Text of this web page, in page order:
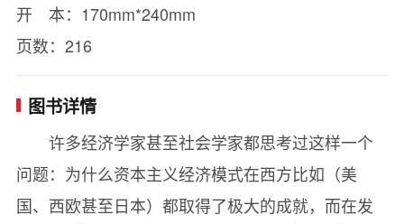
开 本：170mm*240mm
页数：216
图书详情
许多经济学家甚至社会学家都思考过这样一个
问题：为什么资本主义经济模式在西方比如（美
国、西欧甚至日本）都取得了极大的成就，而在发